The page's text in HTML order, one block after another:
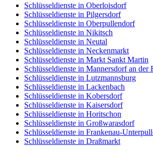
Schlüsseldienste in Oberloisdorf
Schlüsseldienste in Pilgersdorf
Schlüsseldienste in Oberpullendorf
Schlüsseldienste in Nikitsch
Schlüsseldienste in Neutal
Schlüsseldienste in Neckenmarkt
Schlüsseldienste in Markt Sankt Martin
Schlüsseldienste in Mannersdorf an der
Schlüsseldienste in Lutzmannsburg
Schlüsseldienste in Lackenbach
Schlüsseldienste in Kobersdorf
Schlüsseldienste in Kaisersdorf
Schlüsseldienste in Horitschon
Schlüsseldienste in Großwarasdorf
Schlüsseldienste in Frankenau-
Schlüsseldienste in Draßmarkt